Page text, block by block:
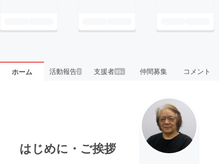
ホーム 活動報告2 支援者99+ 仲間募集 コメント
はじめに・ご挨拶